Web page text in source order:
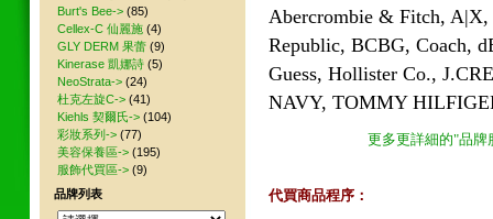
Abercrombie & Fitch, A|X,
Republic, BCBG, Coach,
Guess, Hollister Co.,
NAVY, TOMMY
更多更詳細的"品牌
代買商品程序：
Burt's Bee-> (85)
Cellex-C 仙麗施 (4)
GLY DERM 果蕾 (9)
Kinerase 凱娜詩 (5)
NeoStrata-> (24)
杜克左旋C-> (41)
Kiehls 契爾氏-> (104)
彩妝系列-> (77)
美容保養區-> (195)
服飾代買區-> (9)
品牌列表